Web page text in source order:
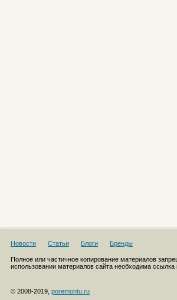
Новости Статьи Блоги Бренды
Полное или частичное копирование материалов
использовании материалов сайта необходима ссылка
© 2008-2019, poremontu.ru